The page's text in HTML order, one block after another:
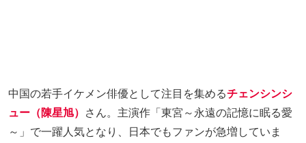
中国の若手イケメン俳優として注目を集めるチェンシンシ
ュー（陳星旭）
さん。主演作「東宮～永遠の記憶に眠る愛
～」で一躍人気となり、日本でもファンが急増していま